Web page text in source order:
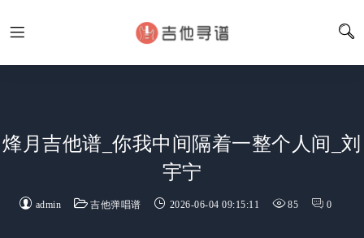
烽月吉他谱_你我中间隔着一整个人间_刘
宇宁
admin 吉他弹唱谱 2026-06-04 09:15:11 85 0